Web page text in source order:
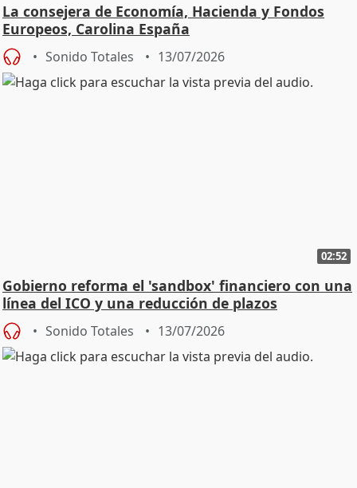
La consejera de Economía, Hacienda y Fondos
Europeos, Carolina España
Sonido Totales 13/07/2026
02:52
Gobierno reforma el 'sandbox' financiero con una
línea del ICO y una reducción de plazos
Sonido Totales 13/07/2026